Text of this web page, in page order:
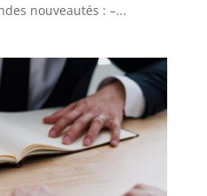
nouveautés : –...